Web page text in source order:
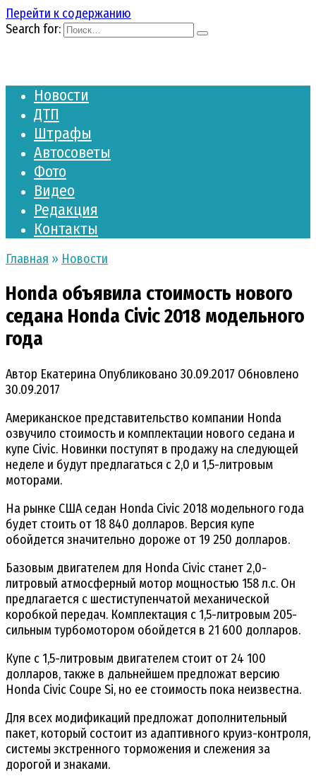
Перейти к содержанию
Search for:
Новости
ДТП
Штрафы
Автосоветы
Фото
Видео
Редакция
Контакты
Главная » Новости
Honda объявила стоимость нового
седана Honda Civic 2018 модельного
года
Автор Екатерина Опубликовано 30.09.2017 Обновлено
30.09.2017
Американское представительство компании Honda
озвучило стоимость и комплектации нового седана и
купе Civic. Новинки поступят в продажу на следующей
неделе и будут предлагаться с 2,0 и 1,5-литровым
моторами.
На рынке США седан Honda Civic 2018 модельного года
будет стоить от 18 840 долларов. Версия купе
обойдется значительно дороже от 19 250 долларов.
Базовым двигателем для Honda Civic станет 2,0-
литровый атмосферный мотор мощностью 158 л.с. Он
предлагается с шестиступенчатой механической
коробкой передач. Комплектация с 1,5-литровым 205-
сильным турбомотором обойдется в 21 600 долларов.
Купе с 1,5-литровым двигателем стоит от 24 100
долларов, также в дальнейшем предложат версию
Honda Civic Coupe Si, но ее стоимость пока неизвестна.
Для всех модификаций предложат дополнительный
пакет, который состоит из адаптивного круиз-контроля,
системы экстренного торможения и слежения за
дорогой и знаками.